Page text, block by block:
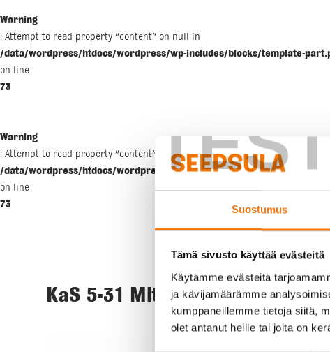
TEST
Suostumus
Tämä sivusto käyttää evästeitä
Käytämme evästeitä
ja kävijämäärämme
kumppaneillemme tietoja siitä,
olet antanut heille tai joita on
Warning
: Attempt to read property "content" on null in
/data/wordpress/htdocs/wordpress/wp-includes/blocks/template-
on line
73
Warning
: Attempt to read property "content" on null in
/data/wordpress/htdocs/wordpress/wp-includes/blocks/template-
on line
73
KaS 5-31 Mittanauha